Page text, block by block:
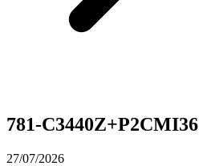
781-C3440Z+P2CMI36
27/07/2026